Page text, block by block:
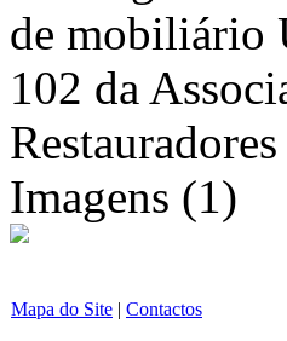
de mobiliário
102 da
Imagens (1)
Mapa do Site | Contactos